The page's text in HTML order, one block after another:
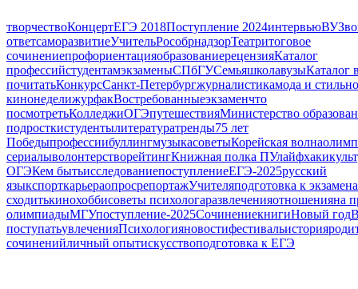
творчествоКонцертЕГЭ 2018Поступление 2024интервьюВУЗ
ответсаморазвитиеУчительРособрнадзорТеатритоговое
сочинениепрофориентацияобразованиерецензияКаталог
профессийстудентамэкзаменыСПбГУСемьяшколавузыКаталог
почитатьКонкурсСанкт-Петербургжурналистикамода и стиль
кинонеделижурфакВостребованныеэкзаменчто
посмотретьКолледжиОГЭпутешествияМинистерство
подросткистудентылитературатренды75 лет
ПобедыпрофессиибуллингмузыкасоветыКорейская волна
сериалыволонтерстворейтингКнижная полка ПУлайфхаки
ОГЭКем бытьисследованиепоступлениеЕГЭ-2025русский
языкспорткарьераопросрепортажУчителяподготовка к
сходитькинохоббисоветы психологаразвлеченияотношенияна
олимпиадыМГУпоступление-2025СочинениекнигиНовый год
поступатьувлеченияПсихологияновостифестивальистория
сочиненийличный опытискусствоподготовка к ЕГЭ